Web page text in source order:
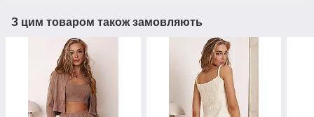
З цим товаром також замовляють